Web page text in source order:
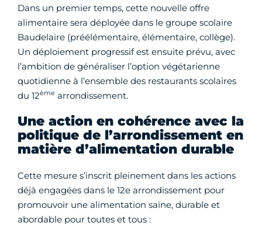
Dans un premier temps, cette nouvelle offre
alimentaire sera déployée dans le groupe scolaire
Baudelaire (préélémentaire, élémentaire, collège).
Un déploiement progressif est ensuite prévu, avec
l’ambition de généraliser l’option végétarienne
quotidienne à l’ensemble des restaurants scolaires
du 12ème arrondissement.
Une action en cohérence avec la
politique de l’arrondissement en
matière d’alimentation durable
Cette mesure s’inscrit pleinement dans les actions
déjà engagées dans le 12e arrondissement pour
promouvoir une alimentation saine, durable et
abordable pour toutes et tous :